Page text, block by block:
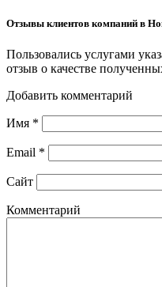
Отзывы клиентов компаний в
Пользовались услугами
отзыв о качестве
Добавить комментарий
Имя *
Email *
Сайт
Комментарий